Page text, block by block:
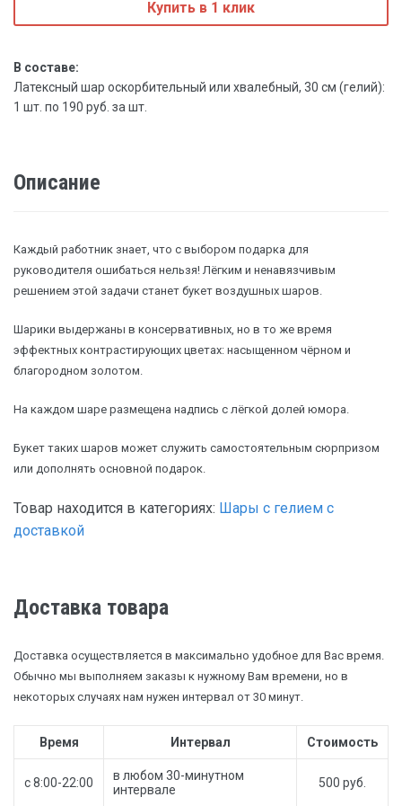
Купить в 1 клик
В составе:
Латексный шар оскорбительный или хвалебный, 30 см (гелий):
1 шт. по 190 руб. за шт.
Описание
Каждый работник знает, что с выбором подарка для
руководителя ошибаться нельзя! Лёгким и ненавязчивым
решением этой задачи станет букет воздушных шаров.
Шарики выдержаны в консервативных, но в то же время
эффектных контрастирующих цветах: насыщенном чёрном и
благородном золотом.
На каждом шаре размещена надпись с лёгкой долей юмора.
Букет таких шаров может служить самостоятельным сюрпризом
или дополнять основной подарок.
Товар находится в категориях: Шары с гелием с
доставкой
Доставка товара
Доставка осуществляется в максимально удобное для Вас время.
Обычно мы выполняем заказы к нужному Вам времени, но в
некоторых случаях нам нужен интервал от 30 минут.
Время Интервал Стоимость
с 8:00-22:00
в любом 30-минутном
интервале
500 руб.